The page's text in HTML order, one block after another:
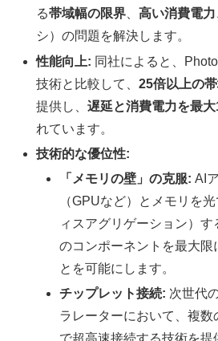
る帯域幅の限界、高い消費電力
シ）の問題を解決します。
性能向上: 同社によると、
技術と比較して、25倍以上の
提供し、遅延と消費電力を最
れています。
技術的な優位性:
「メモリの壁」の克服: AI
（GPUなど）とメモリを
ィスアグリゲーション）
のコンポーネントを最大限
とを可能にします。
チップレット接続: 次世代
ラレーターにおいて、複